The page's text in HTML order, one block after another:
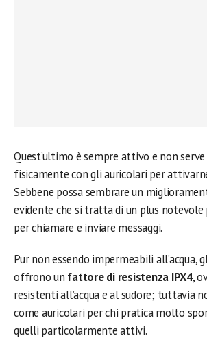
Quest’ultimo è sempre attivo e non
fisicamente con gli auricolari per
Sebbene possa sembrare un
evidente che si tratta di un plus notevole
per chiamare e inviare messaggi.
Pur non essendo impermeabili all’acqua,
offrono un fattore di resistenza IPX4,
resistenti all’acqua e al sudore; tuttavia
come auricolari per chi pratica molto
quelli particolarmente attivi.